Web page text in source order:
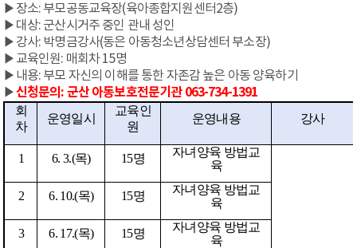
▶ 장소: 부모공동교육장(육아종합지원센터2층)
▶ 대상: 군산시거주 중인 관내 성인
▶ 강사: 박명금강사(동은 아동청소년상담센터 부소장)
▶ 교육인원: 매회차 15명
▶ 내용: 부모 자신의 이해를 통한 자존감 높은 아동 양육하기
▶신청문의: 군산 아동보호전문기관 063-734-1391
회
차
운영일시
교육인
원
운영내용 강사
1 6. 3.(목) 15명
자녀양육 방법교
육
2 6. 10.(목) 15명
자녀양육 방법교
육
3 6. 17.(목) 15명
자녀양육 방법교
육